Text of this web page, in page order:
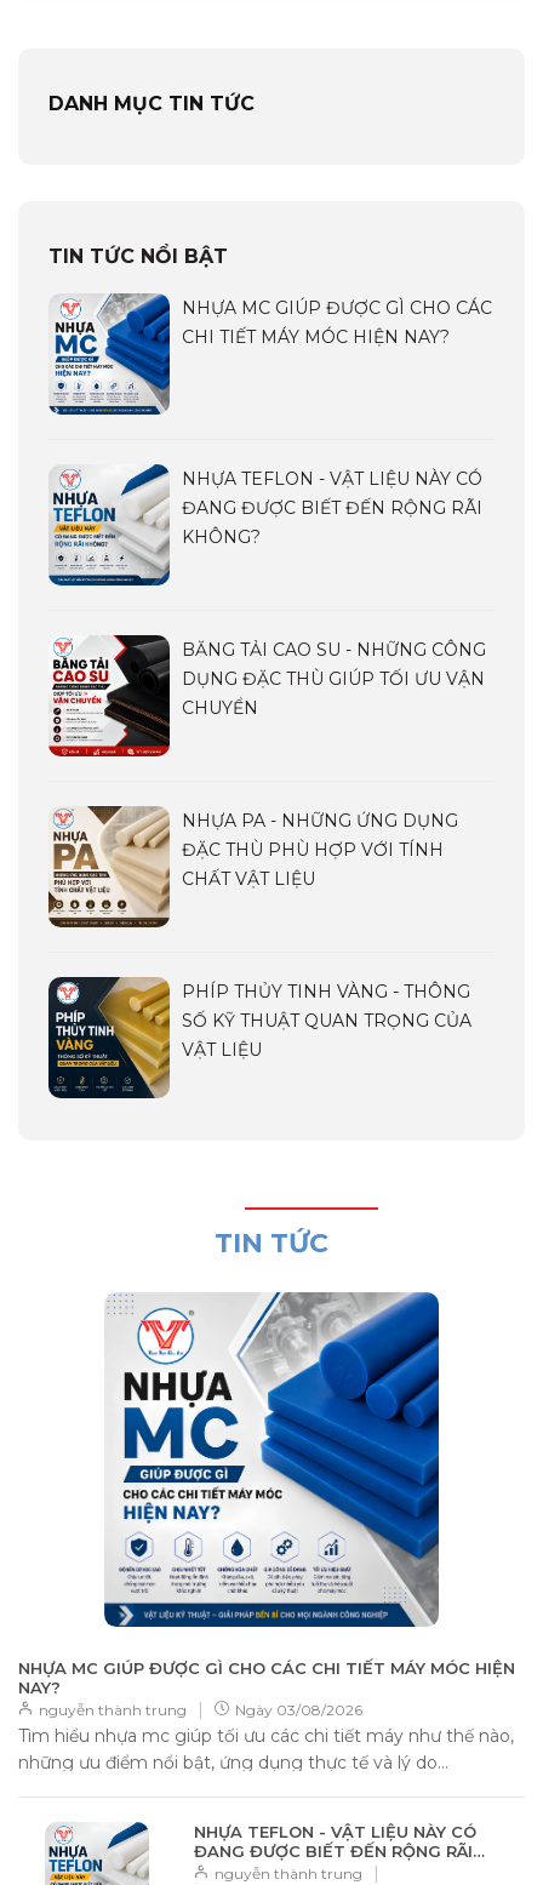
DANH MỤC TIN TỨC
TIN TỨC NỔI BẬT
NHỰA MC GIÚP ĐƯỢC GÌ CHO CÁC
CHI TIẾT MÁY MÓC HIỆN NAY?
NHỰA TEFLON - VẬT LIỆU NÀY CÓ
ĐANG ĐƯỢC BIẾT ĐẾN RỘNG RÃI
KHÔNG?
BĂNG TẢI CAO SU - NHỮNG CÔNG
DỤNG ĐẶC THÙ GIÚP TỐI ƯU VẬN
CHUYỂN
NHỰA PA - NHỮNG ỨNG DỤNG
ĐẶC THÙ PHÙ HỢP VỚI TÍNH
CHẤT VẬT LIỆU
PHÍP THỦY TINH VÀNG - THÔNG
SỐ KỸ THUẬT QUAN TRỌNG CỦA
VẬT LIỆU
TIN TỨC
NHỰA MC GIÚP ĐƯỢC GÌ CHO CÁC CHI TIẾT MÁY MÓC HIỆN
NAY?
nguyễn thành trung | Ngày 03/08/2026
Tìm hiểu nhựa mc giúp tối ưu các chi tiết máy như thế nào,
những ưu điểm nổi bật, ứng dụng thực tế và lý do...
NHỰA TEFLON - VẬT LIỆU NÀY CÓ
ĐANG ĐƯỢC BIẾT ĐẾN RỘNG RÃI
KHÔNG?
nguyễn thành trung |